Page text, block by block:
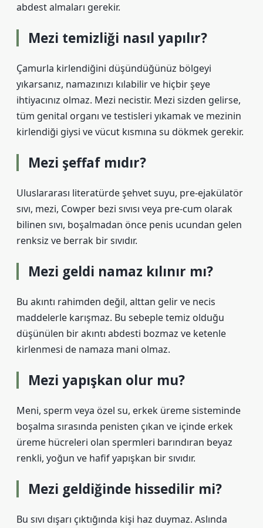
abdest almaları gerekir.
Mezi temizliği nasıl yapılır?
Çamurla kirlendiğini düşündüğünüz bölgeyi
yıkarsanız, namazınızı kılabilir ve hiçbir şeye
ihtiyacınız olmaz. Mezi necistir. Mezi sizden gelirse,
tüm genital organı ve testisleri yıkamak ve mezinin
kirlendiği giysi ve vücut kısmına su dökmek gerekir.
Mezi şeffaf mıdır?
Uluslararası literatürde şehvet suyu, pre-ejakülatör
sıvı, mezi, Cowper bezi sıvısı veya pre-cum olarak
bilinen sıvı, boşalmadan önce penis ucundan gelen
renksiz ve berrak bir sıvıdır.
Mezi geldi namaz kılınır mı?
Bu akıntı rahimden değil, alttan gelir ve necis
maddelerle karışmaz. Bu sebeple temiz olduğu
düşünülen bir akıntı abdesti bozmaz ve ketenle
kirlenmesi de namaza mani olmaz.
Mezi yapışkan olur mu?
Meni, sperm veya özel su, erkek üreme sisteminde
boşalma sırasında penisten çıkan ve içinde erkek
üreme hücreleri olan spermleri barındıran beyaz
renkli, yoğun ve hafif yapışkan bir sıvıdır.
Mezi geldiğinde hissedilir mi?
Bu sıvı dışarı çıktığında kişi haz duymaz. Aslında